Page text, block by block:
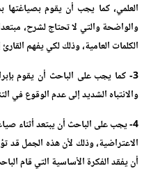
العلمي، كما يجب أن يقوم بصياغتها
والواضحة والتي لا تحتاج لشرح،
الكلمات العامية، وذلك لكي يفهم
3- كما يجب على الباحث أن يقوم
والانتباه الشديد إلى عدم الوقوع في
4- يجب على الباحث أن يبتعد أثناء
الاعتراضية، وذلك لأن هذه الجمل قد
أن يفقد الفكرة الأساسية التي قام